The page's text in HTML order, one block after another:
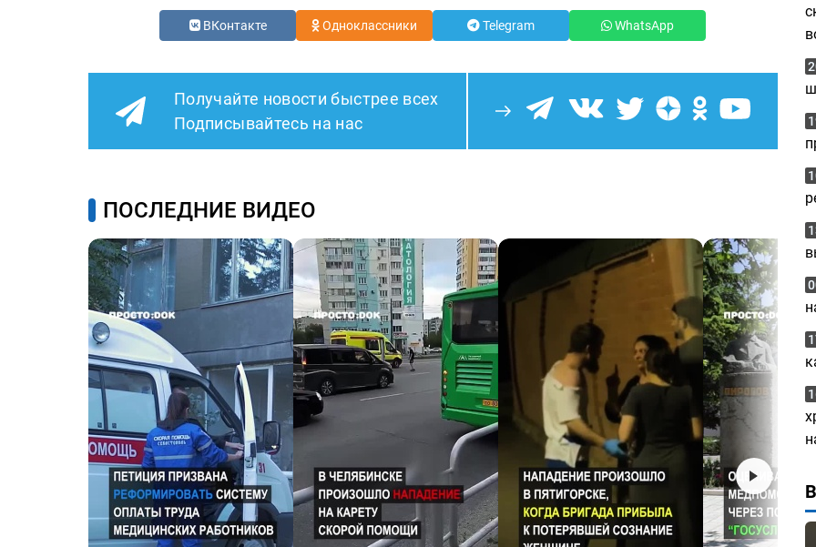
ВКонтакте Одноклассники Telegram WhatsApp
Получайте новости быстрее всех
Подписывайтесь на нас
ПОСЛЕДНИЕ ВИДЕО